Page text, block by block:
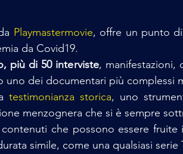
Playmastermovie, offre un punto
da Covid19.
più di 50 interviste, manifestazioni,
dei documentari più complessi
testimonianza storica, uno
menzognera che si è sempre
che possono essere
simile, come una qualsiasi serie